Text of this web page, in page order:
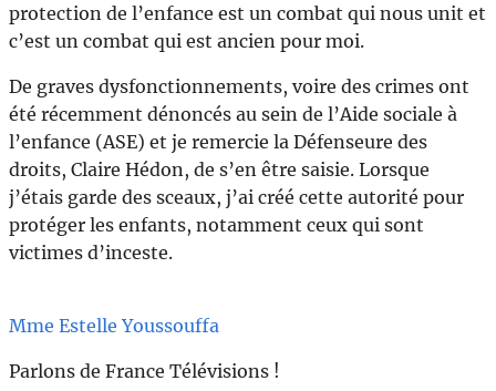
protection de l’enfance est un combat qui nous unit et
c’est un combat qui est ancien pour moi.
De graves dysfonctionnements, voire des crimes ont
été récemment dénoncés au sein de l’Aide sociale à
l’enfance (ASE) et je remercie la Défenseure des
droits, Claire Hédon, de s’en être saisie. Lorsque
j’étais garde des sceaux, j’ai créé cette autorité pour
protéger les enfants, notamment ceux qui sont
victimes d’inceste.
Mme Estelle Youssouffa
Parlons de France Télévisions !